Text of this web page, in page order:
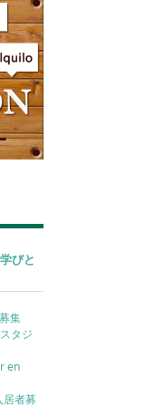
びと
集
タジ
en
居者募